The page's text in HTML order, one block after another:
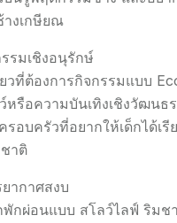
งเกษียณ
รมเชิงอนุรักษ์
วที่ต้องการกิจกรรมแบบ
หรือความบันเทิงเชิงวัฒนธ
รอบครัวที่อยากให้เด็กได้เรี
าติ
ากาศสงบ
กผ่อนแบบ สโลว์ไลฟ์ ริมช